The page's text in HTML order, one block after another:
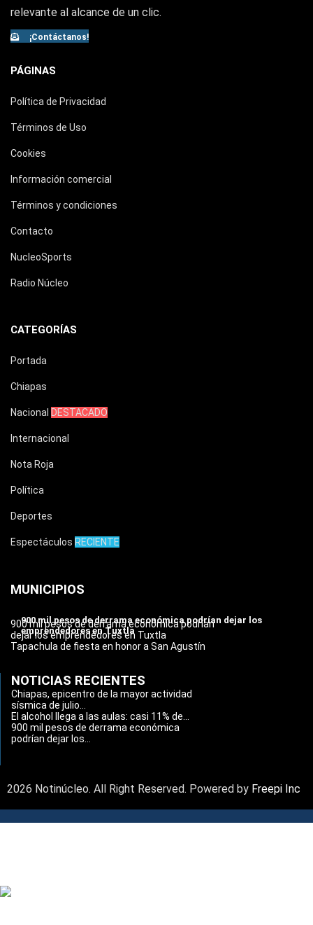
relevante al alcance de un clic.
¡Contáctanos!
PÁGINAS
Política de Privacidad
Términos de Uso
Cookies
Información comercial
Términos y condiciones
Contacto
NucleoSports
Radio Núcleo
CATEGORÍAS
Portada
Chiapas
Nacional DESTACADO
Internacional
Nota Roja
Política
Deportes
Espectáculos RECIENTE
MUNICIPIOS
900 mil pesos de derrama económica podrían dejar los
emprendedores en Tuxtla
900 mil pesos de derrama económica podrían
dejar los emprendedores en Tuxtla
Tapachula de fiesta en honor a San Agustín
NOTICIAS RECIENTES
Chiapas, epicentro de la mayor actividad
sísmica de julio...
El alcohol llega a las aulas: casi 11% de...
900 mil pesos de derrama económica
podrían dejar los...
2026 Notinúcleo. All Right Reserved. Powered by Freepi Inc